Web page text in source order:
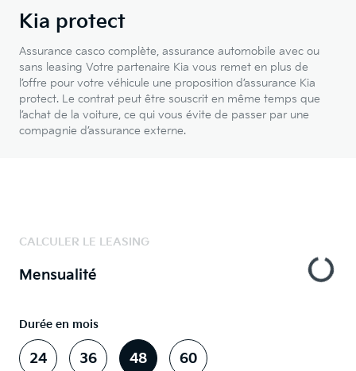
Kia protect
Assurance casco complète, assurance automobile avec ou
sans leasing Votre partenaire Kia vous remet en plus de
l’offre pour votre véhicule une proposition d’assurance Kia
protect. Le contrat peut être souscrit en même temps que
l’achat de la voiture, ce qui vous évite de passer par une
compagnie d’assurance externe.
CALCULER LE LEASING
Mensualité
Durée en mois
24 36 48 60